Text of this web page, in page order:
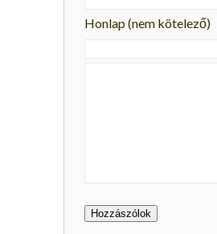
Honlap (nem kötelező)